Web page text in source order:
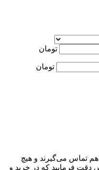
تومان
تومان
هم تماس می‌گیرند و هیچ
دقت فرمایید که در خرید و